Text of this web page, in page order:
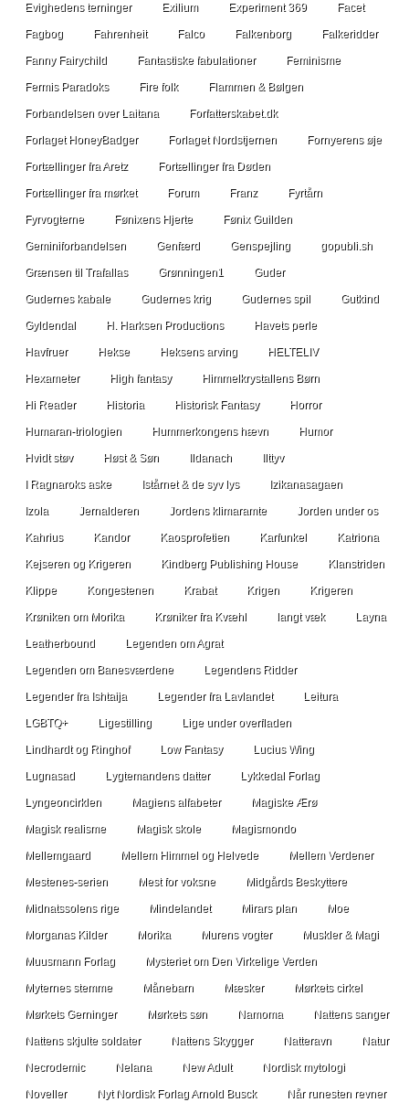
Evighedens terninger Exilium Experiment 369 Facet
Fagbog Fahrenheit Falco Falkenborg Falkeridder
Fanny Fairychild Fantastiske fabulationer Feminisme
Fermis Paradoks Fire folk Flammen & Bølgen
Forbandelsen over Laitana Forfatterskabet.dk
Forlaget HoneyBadger Forlaget Nordstjernen Fornyerens øje
Fortællinger fra Aretz Fortællinger fra Døden
Fortællinger fra mørket Forum Franz Fyrtårn
Fyrvogterne Fønixens Hjerte Fønix Guilden
Geminiforbandelsen Genfærd Genspejling gopubli.sh
Grænsen til Trafallas Grønningen1 Guder
Gudernes kabale Gudernes krig Gudernes spil Gutkind
Gyldendal H. Harksen Productions Havets perle
Havfruer Hekse Heksens arving HELTELIV
Hexameter High fantasy Himmelkrystallens Børn
Hi Reader Historia Historisk Fantasy Horror
Humaran-triologien Hummerkongens hævn Humor
Hvidt støv Høst & Søn Ildanach Ilttyv
I Ragnaroks aske Istårnet & de syv lys Izikanasagaen
Izola Jernalderen Jordens klimaramte Jorden under os
Kahrius Kandor Kaosprofetien Karfunkel Katriona
Kejseren og Krigeren Kindberg Publishing House Klanstriden
Klippe Kongestenen Krabat Krigen Krigeren
Krøniken om Morika Krøniker fra Kvæhl langt væk Layna
Leatherbound Legenden om Agrat
Legenden om Banesværdene Legendens Ridder
Legender fra Ishtaija Legender fra Lavlandet Leitura
LGBTQ+ Ligestilling Lige under overfladen
Lindhardt og Ringhof Low Fantasy Lucius Wing
Lugnasad Lygtemandens datter Lykkedal Forlag
Lyngeoncirklen Magiens alfabeter Magiske Ærø
Magisk realisme Magisk skole Magismondo
Mellemgaard Mellem Himmel og Helvede Mellem Verdener
Mestenes-serien Mest for voksne Midgårds Beskyttere
Midnatssolens rige Mindelandet Mirars plan Moe
Morganas Kilder Morika Murens vogter Muskler & Magi
Muusmann Forlag Mysteriet om Den Virkelige Verden
Myternes stemme Månebarn Mæsker Mørkets cirkel
Mørkets Gerninger Mørkets søn Namoma Nattens sanger
Nattens skjulte soldater Nattens Skygger Natteravn Natur
Necrodemic Nelana New Adult Nordisk mytologi
Noveller Nyt Nordisk Forlag Arnold Busck Når runesten revner